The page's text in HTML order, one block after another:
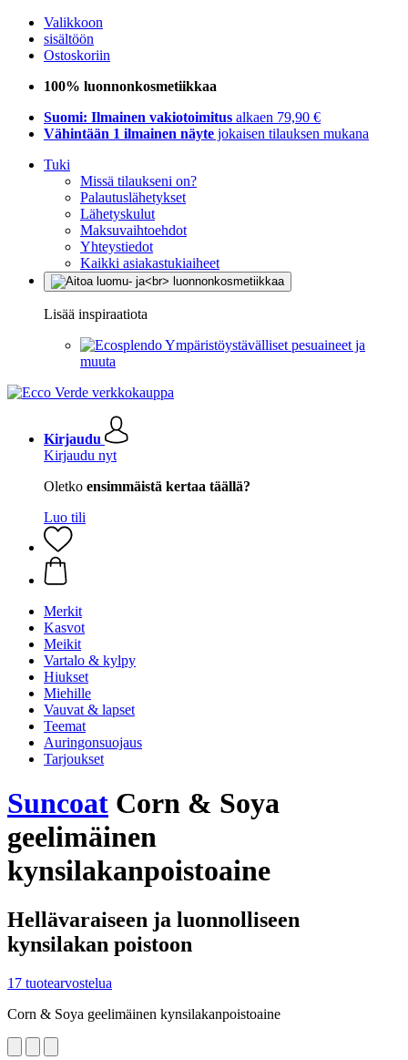
Valikkoon
sisältöön
Ostoskoriin
100% luonnonkosmetiikkaa
Suomi: Ilmainen vakiotoimitus alkaen 79,90 €
Vähintään 1 ilmainen näyte jokaisen tilauksen mukana
Tuki
Missä tilaukseni on?
Palautuslähetykset
Lähetyskulut
Maksuvaihtoehdot
Yhteystiedot
Kaikki asiakastukiaiheet
Lisää inspiraatiota
Ympäristöystävälliset pesuaineet ja
muuta
Kirjaudu
Kirjaudu nyt
Oletko ensimmäistä kertaa täällä?
Luo tili
Merkit
Kasvot
Meikit
Vartalo & kylpy
Hiukset
Miehille
Vauvat & lapset
Teemat
Auringonsuojaus
Tarjoukset
Suncoat Corn & Soya
geelimäinen
kynsilakanpoistoaine
Hellävaraiseen ja luonnolliseen
kynsilakan poistoon
17 tuotearvostelua
Corn & Soya geelimäinen kynsilakanpoistoaine